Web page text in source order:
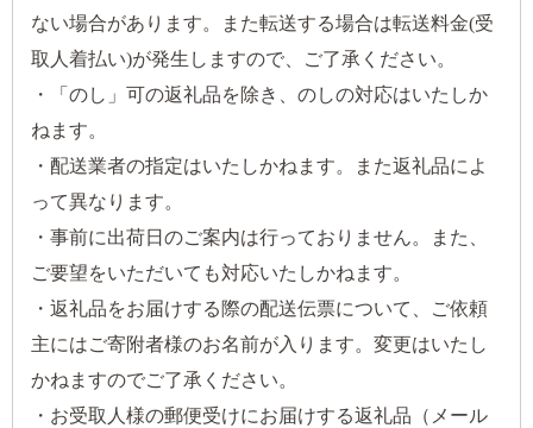
ない場合があります。また転送する場合は転送料金(受
取人着払い)が発生しますので、ご了承ください。
・「のし」可の返礼品を除き、のしの対応はいたしか
ねます。
・配送業者の指定はいたしかねます。また返礼品によ
って異なります。
・事前に出荷日のご案内は行っておりません。また、
ご要望をいただいても対応いたしかねます。
・返礼品をお届けする際の配送伝票について、ご依頼
主にはご寄附者様のお名前が入ります。変更はいたし
かねますのでご了承ください。
・お受取人様の郵便受けにお届けする返礼品（メール